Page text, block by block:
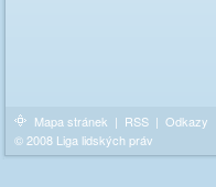
Mapa stránek | RSS | Odkazy
© 2008 Liga lidských práv